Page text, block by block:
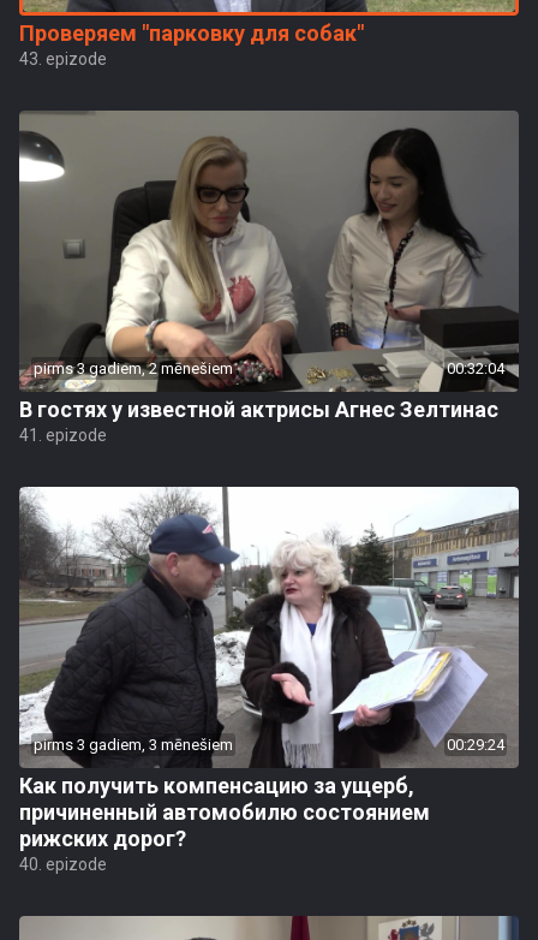
Проверяем "парковку для собак"
43. epizode
pirms 3 gadiem, 2 mēnešiem 00:32:04
B гостях у известной актрисы Агнес Зелтинас
41. epizode
pirms 3 gadiem, 3 mēnešiem 00:29:24
Как получить компенсацию за ущерб,
причиненный автомобилю состоянием
рижских дорог?
40. epizode